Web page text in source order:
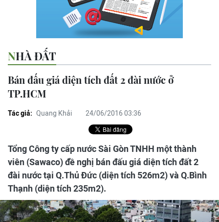
NHÀ ĐẤT
Bán đấu giá diện tích đất 2 đài nước ở
TP.HCM
Tác giả: Quang Khải 24/06/2016 03:36
Tổng Công ty cấp nước Sài Gòn TNHH một thành
viên (Sawaco) đề nghị bán đấu giá diện tích đất 2
đài nước tại Q.Thủ Đức (diện tích 526m2) và Q.Bình
Thạnh (diện tích 235m2).